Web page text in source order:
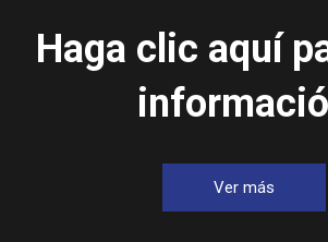
Haga clic aquí
Ver más